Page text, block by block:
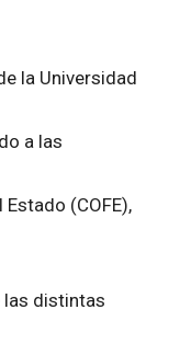
la Universidad
a las
(COFE),
las distintas